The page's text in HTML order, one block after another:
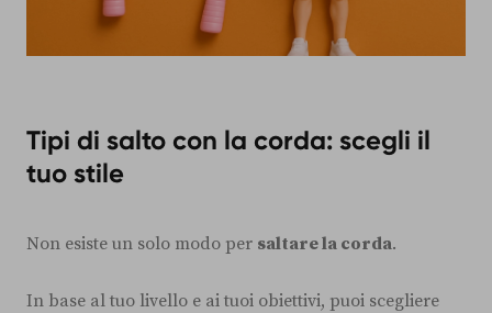
Tipi di salto con la corda: scegli il
tuo stile
Non esiste un solo modo per saltare la corda.
In base al tuo livello e ai tuoi obiettivi, puoi scegliere